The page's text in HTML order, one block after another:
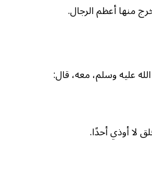
منها أعظم الرجال.
عليه وسلم، معه، قال:
لا أوذي أحدًا.